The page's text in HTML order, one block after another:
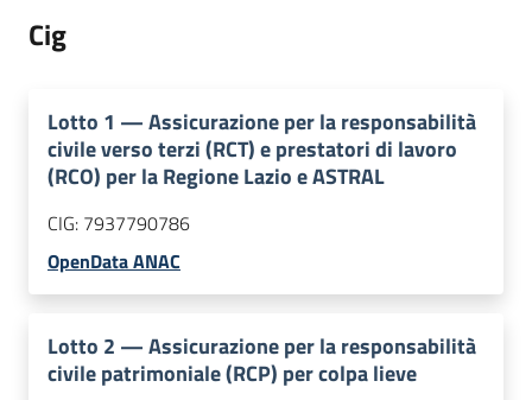
Cig
Lotto 1 —Assicurazione per la responsabilità
civile verso terzi (RCT) e prestatori di lavoro
(RCO) per la Regione Lazio e ASTRAL
CIG: 7937790786
OpenData ANAC
Lotto 2 —Assicurazione per la responsabilità
civile patrimoniale (RCP) per colpa lieve